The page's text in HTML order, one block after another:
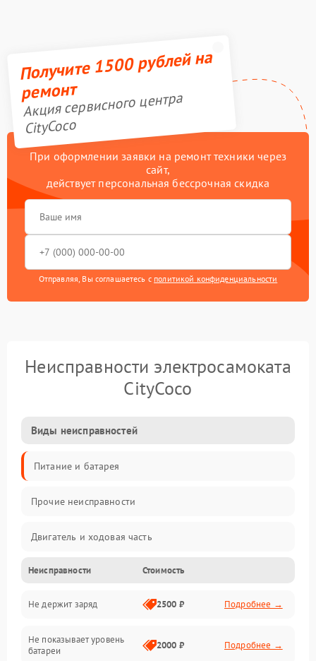
Получите 1500 рублей на
ремонт
Акция сервисного центра
CityCoco
При оформлении заявки на ремонт техники через
сайт,
действует персональная бессрочная скидка
Отправляя, Вы соглашаетесь с политикой конфиденциальности
Неисправности электросамоката
CityCoco
Виды неисправностей
Питание и батарея
Прочие неисправности
Двигатель и ходовая часть
Тормоза и безопасность
Подвеска и колеса
Электроника и управление
Неисправности Стоимость
Не держит заряд 2500 ₽ Подробнее →
Не показывает уровень
батареи
2000 ₽ Подробнее →